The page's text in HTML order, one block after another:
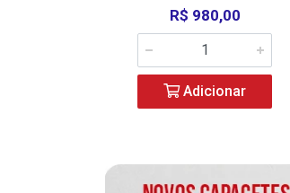
R$ 980,00
Adicionar